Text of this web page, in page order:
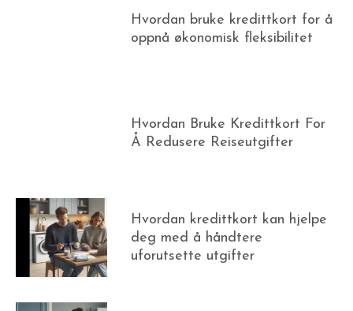
Hvordan bruke kredittkort for å
oppnå økonomisk fleksibilitet
Hvordan Bruke Kredittkort For
Å Redusere Reiseutgifter
Hvordan kredittkort kan hjelpe
deg med å håndtere
uforutsette utgifter